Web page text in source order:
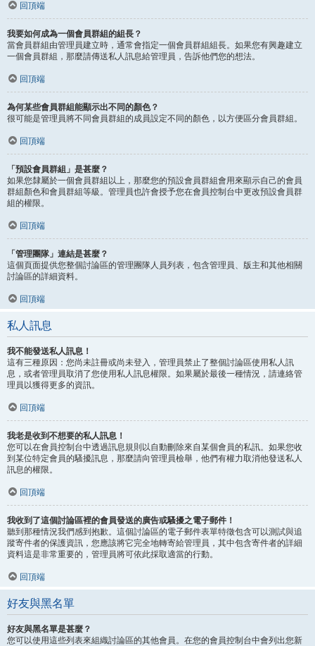
回頂端
我要如何成為一個會員群組的組長？
當會員群組由管理員建立時，通常會指定一個會員群組組長。如果您有興趣建立
一個會員群組，那麼請傳送私人訊息給管理員，告訴他們您的想法。
回頂端
為何某些會員群組能顯示出不同的顏色？
很可能是管理員將不同會員群組的成員設定不同的顏色，以方便區分會員群組。
回頂端
「預設會員群組」是甚麼？
如果您隸屬於一個會員群組以上，那麼您的預設會員群組會用來顯示自己的會員
群組顏色和會員群組等級。管理員也許會授予您在會員控制台中更改預設會員群
組的權限。
回頂端
「管理團隊」連結是甚麼？
這個頁面提供您整個討論區的管理團隊人員列表，包含管理員、版主和其他相關
討論區的詳細資料。
回頂端
私人訊息
我不能發送私人訊息！
這有三種原因：您尚未註冊或尚未登入，管理員禁止了整個討論區使用私人訊
息，或者管理員取消了您使用私人訊息權限。如果屬於最後一種情況，請連絡管
理員以獲得更多的資訊。
回頂端
我老是收到不想要的私人訊息！
您可以在會員控制台中透過訊息規則以自動刪除來自某個會員的私訊。如果您收
到某位特定會員的騷擾訊息，那麼請向管理員檢舉，他們有權力取消他發送私人
訊息的權限。
回頂端
我收到了這個討論區裡的會員發送的廣告或騷擾之電子郵件！
聽到那種情況我們感到抱歉。這個討論區的電子郵件表單特徵包含可以測試與追
蹤寄件者的保護資訊，您應該將它完全地轉寄給管理員，其中包含寄件者的詳細
資料這是非常重要的，管理員將可依此採取適當的行動。
回頂端
好友與黑名單
好友與黑名單是甚麼？
您可以使用這些列表來組織討論區的其他會員。在您的會員控制台中會列出您新